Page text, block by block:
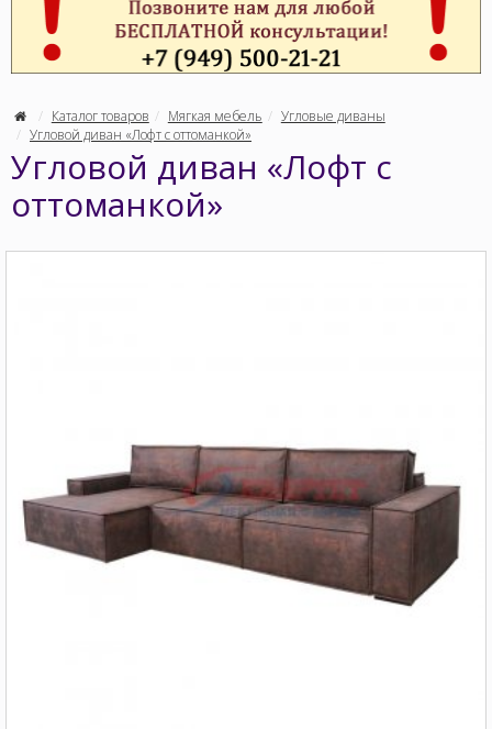
Каталог товаров Мягкая мебель
Угловые диваны
Угловой диван «Лофт с оттоманкой»
Угловой диван «Лофт с
оттоманкой»